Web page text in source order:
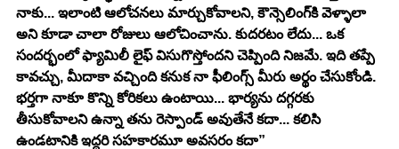
నాకు... ఇలాంటి ఆలోచనలు మార్చుకోవాలని, కౌన్సెలింగ్‌కి వెళ్ళాలా
అని కూడా చాలా రోజులు ఆలోచించాను. కుదరటం లేదు... ఒక
సందర్భంలో ఫ్యామిలీ లైఫ్ విసుగొస్తోందని చెప్పింది నిజమే. ఇది తప్పే
కావచ్చు, మీదాకా వచ్చింది కనుక నా ఫీలింగ్స్ మీరు అర్థం చేసుకోండి.
భర్తగా నాకూ కొన్ని కోరికలు ఉంటాయి... భార్యను దగ్గరకు
తీసుకోవాలని ఉన్నా తను రెస్పాండ్ అవుతేనే కదా... కలిసి
ఉండటానికి ఇద్దరి సహకారమూ అవసరం కదా”